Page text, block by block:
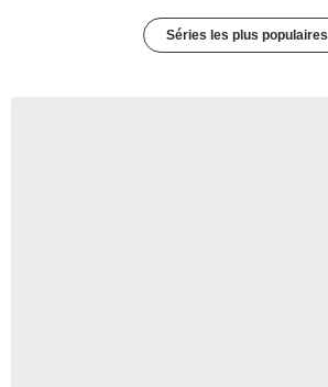
Séries les plus populaires